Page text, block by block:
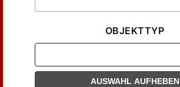
OBJEKTTYP
AUSWAHL AUFHEBEN